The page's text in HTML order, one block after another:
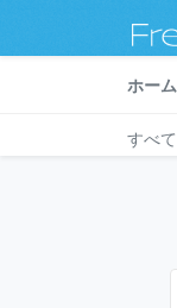
ホーム
すべて